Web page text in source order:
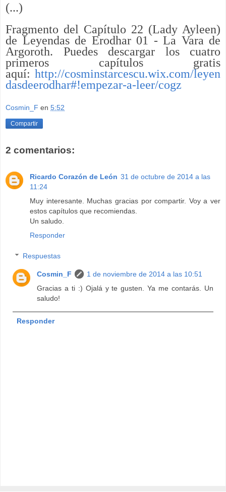
(...)
Fragmento del Capítulo 22 (Lady Ayleen)
de Leyendas de Erodhar 01 - La Vara de
Argoroth. Puedes descargar los cuatro
primeros capítulos gratis
aquí: http://cosminstarcescu.wix.com/leyen
dasdeerodhar#!empezar-a-leer/cogz
Cosmin_F en 5:52
Compartir
2 comentarios:
Ricardo Corazón de León 31 de octubre de 2014 a las
11:24
Muy interesante. Muchas gracias por compartir. Voy a ver
estos capítulos que recomiendas.
Un saludo.
Responder
Respuestas
Cosmin_F
1 de noviembre de 2014 a las 10:51
Gracias a ti :) Ojalá y te gusten. Ya me contarás. Un
saludo!
Responder